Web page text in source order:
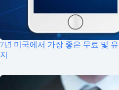
7년 미국에서 가장 좋은 무료 및
지